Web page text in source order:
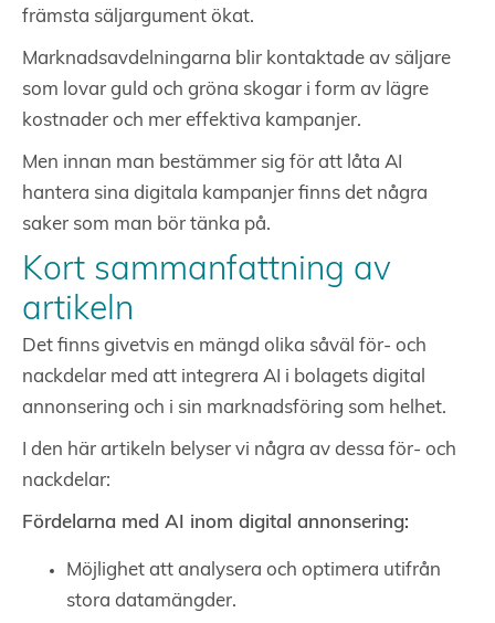
främsta säljargument ökat.
Marknadsavdelningarna blir kontaktade av säljare
som lovar guld och gröna skogar i form av lägre
kostnader och mer effektiva kampanjer.
Men innan man bestämmer sig för att låta AI
hantera sina digitala kampanjer finns det några
saker som man bör tänka på.
Kort sammanfattning av
artikeln
Det finns givetvis en mängd olika såväl för- och
nackdelar med att integrera AI i bolagets digital
annonsering och i sin marknadsföring som helhet.
I den här artikeln belyser vi några av dessa för- och
nackdelar:
Fördelarna med AI inom digital annonsering:
Möjlighet att analysera och optimera utifrån
stora datamängder.